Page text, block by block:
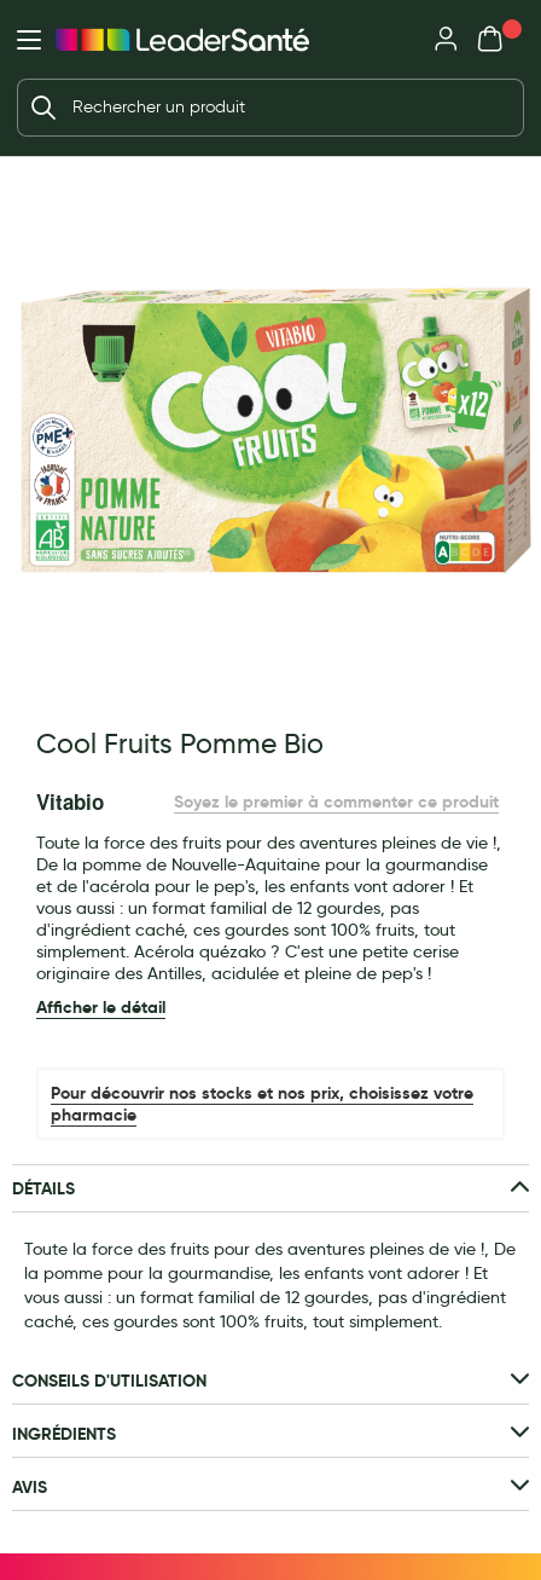
Ma Pharmacie LeaderSanté
Ouvrir l'application
Ouvrir
Créer un compte
Mon
Votre panier est vide
Beauté et soin
Hygiène intime
Soins mains et ongles
Soins des pieds
Dentifrices et bains de bouche
Brosses à dents et accessoires dentaires
Maquillage
Accessoires, coutellerie, brosserie
Bouillottes
Parfums et bougies d'ambiance
Beauté au naturel
Huiles
Mon bébé
Soins bébé
Laits infantiles
Biberons et tétines
Accessoires bébé
Alimentation
Soins maman
Tisanes allaitement et compléments alimentaires
Accessoires maternité
maternité
Cool Fruits Pomme Bio
Vitabio
Soyez le premier à commenter ce produit
Toute la force des fruits pour des aventures pleines de vie !,
De la pomme de Nouvelle-Aquitaine pour la gourmandise
et de l'acérola pour le pep's, les enfants vont adorer ! Et
vous aussi : un format familial de 12 gourdes, pas
d'ingrédient caché, ces gourdes sont 100% fruits, tout
simplement. Acérola quézako ? C'est une petite cerise
originaire des Antilles, acidulée et pleine de pep's !
Afficher le détail
Pour découvrir nos stocks et nos prix, choisissez votre
pharmacie
DÉTAILS
Toute la force des fruits pour des aventures pleines de vie !, De
la pomme pour la gourmandise, les enfants vont adorer ! Et
vous aussi : un format familial de 12 gourdes, pas d'ingrédient
caché, ces gourdes sont 100% fruits, tout simplement.
CONSEILS D'UTILISATION
INGRÉDIENTS
AVIS